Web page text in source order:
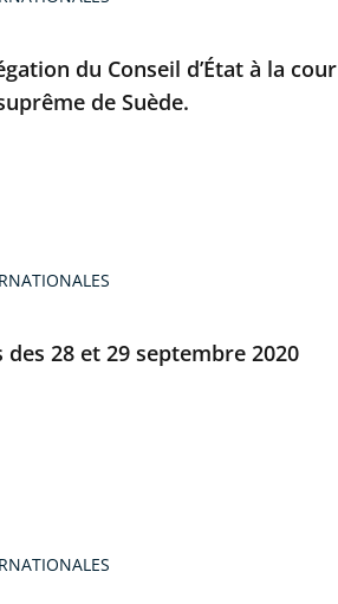
du Conseil d’État à la cour
de Suède.
des 28 et 29 septembre 2020